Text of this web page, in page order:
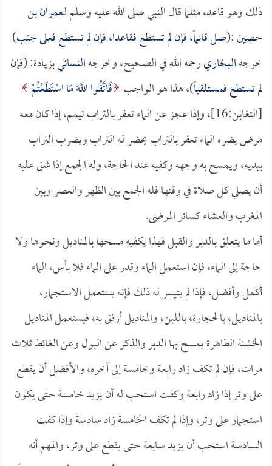
ذلك وهو قاعد، مثلما قال النبي صلى الله عليه وسلم لـعمران بن
حصين:(صل قائماً، فإن لم تستطع فقاعدا، فإن لم تستطع فعلى جنب)
خرجهالبخاريرحمه الله في الصحيح، وخرجهالنسائيبزيادة: (فإن
لم تستطع فمستلقياً)، هذا هو الواجب فَاتَّقُوا اللَّهَ مَا اسْتَطَعْتُمْ
[التغابن:16]، وإذا عجز عن الماء تعفر بالتراب تيمم، إذا كان معه
مرض يضره الماء تعفر بالتراب يحضر له التراب ويضرب التراب
بيديه، ويمسح به وجهه وكفيه عند الحاجة، وله الجمع إذا شق عليه
أن يصلي كل صلاة في وقتها فله الجمع بين الظهر والعصر وبين
المغرب والعشاء كسائر المرضى.
أما ما يتعلق بالدبر والقبل فهذا يكفيه مسحها بالمناديل ونحوها ولا
حاجة إلى الماء، فإن استعمل الماء وقدر على الماء فلا بأس، الماء
أكمل وأفضل، فإذا لم يتيسر له ذلك فإنه يستعمل الاستجمار،
بالمناديل، بالحجارة، باللبن، والمناديل أرفق به، فيستعمل المناديل
الخشنة الطاهرة يمسح بها الدبر والذكر عن البول وعن الغائط ثلاث
مرات، فإن لم تكف زاد رابعة وخامسة إلى آخره، والأفضل أن يقطع
على وتر إذا زاد رابعة وكفت استحب له أن يزيد خامسة حتى يكون
استجمار على وتر، وإذا لم تكف الخامسة زاد سادسة وإذا كفت
السادسة استحب أن يزيد سابعة حتى يقطع على وتر، والمهم أنه